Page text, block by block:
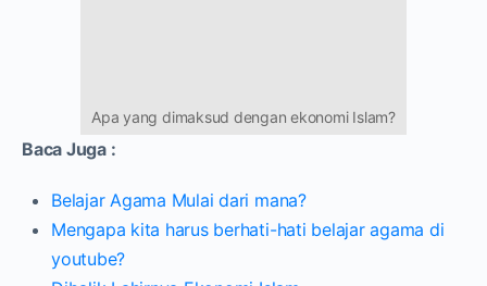
Apa yang dimaksud dengan ekonomi Islam?
Baca Juga :
Belajar Agama Mulai dari mana?
Mengapa kita harus berhati-hati belajar agama di
youtube?